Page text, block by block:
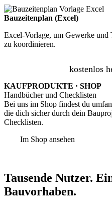
Bauzeitenplan (Excel)
Excel-Vorlage, um Gewerke und
zu koordinieren.
kostenlos
KAUFPRODUKTE · SHOP
Handbücher und Checklisten
Bei uns im Shop findest du
die dich sicher durch dein
Checklisten.
Im Shop ansehen
Tausende Nutzer.
Bauvorhaben.